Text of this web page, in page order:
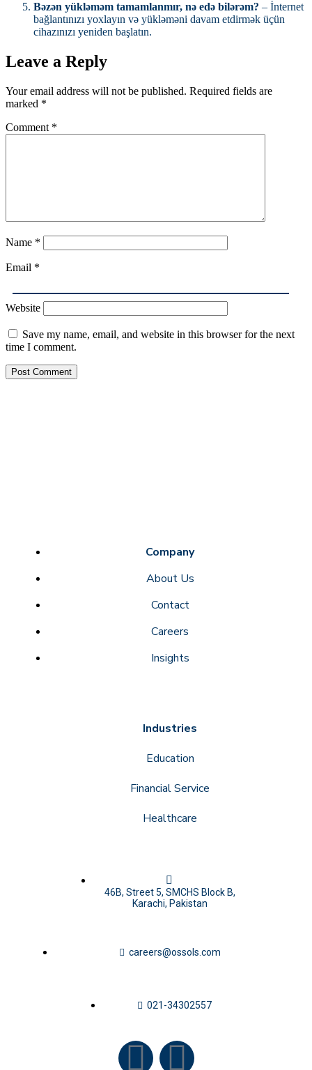
Bəzən yükləməm tamamlanmır, nə edə bilərəm? – İnternet
bağlantınızı yoxlayın və yükləməni davam etdirmək üçün
cihazınızı yeniden başlatın.
Leave a Reply
Your email address will not be published. Required fields are
marked *
Comment *
Name *
Email *
Website
Save my name, email, and website in this browser for the next
time I comment.
Company
About Us
Contact
Careers
Insights
Industries
Education
Financial Service
Healthcare
46B, Street 5, SMCHS Block B,
Karachi, Pakistan
careers@ossols.com
021-34302557